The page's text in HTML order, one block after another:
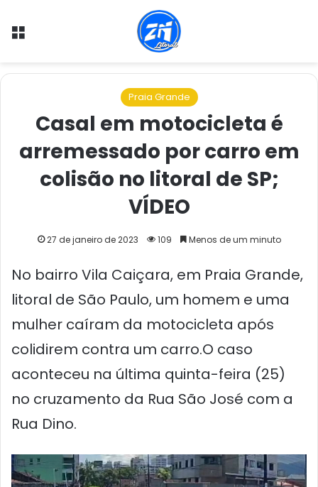
Menu
Praia Grande
Casal em motocicleta é
arremessado por carro em
colisão no litoral de SP;
VÍDEO
27 de janeiro de 2023 109 Menos de um minuto
No bairro Vila Caiçara, em Praia Grande,
litoral de São Paulo, um homem e uma
mulher caíram da motocicleta após
colidirem contra um carro.O caso
aconteceu na última quinta-feira (25)
no cruzamento da Rua São José com a
Rua Dino.